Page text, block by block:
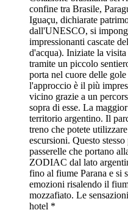
confine tra Brasile,
Iguaçu, dichiarate
dall'UNESCO, si
impressionanti cascate
d'acqua). Iniziate la
tramite un piccolo
porta nel cuore delle
l'approccio è il più
vicino grazie a un
sopra di esse. La
territorio argentino. Il
treno che potete
escursioni. Questo
passerelle che portano
ZODIAC dal lato
fino al fiume Parana e si
emozioni risalendo il
mozzafiato. Le
hotel *